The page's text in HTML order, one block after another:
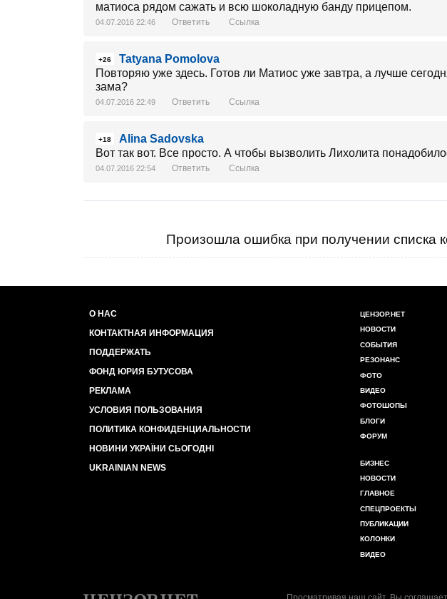
матиоса рядом сажать и всю шоколадную банду прицепом.
04.07.2016 22:46 Ответить Ссылка
+26
Tatyana Pomolova
Повторяю уже здесь. Готов ли Матиос уже завтра, а лучше
зама?
04.07.2016 22:49 Ответить Ссылка
+18
Alina Sadovska
Вот так вот. Все просто. А чтобы вызволить Лихолита
04.07.2016 22:54 Ответить Ссылка
Произошла ошибка при получении списка
О НАС
КОНТАКТНАЯ ИНФОРМАЦИЯ
ПОДДЕРЖАТЬ
ФОНД ЮРИЯ БУТУСОВА
РЕКЛАМА
УСЛОВИЯ ПОЛЬЗОВАНИЯ
ПОЛИТИКА КОНФИДЕНЦИАЛЬНОСТИ
НОВИНИ УКРАЇНИ СЬОГОДНІ
UKRAINIAN NEWS
ЦЕНЗОР.НЕТ
НОВОСТИ
СОБЫТИЯ
РЕЗОНАНС
ФОТО
ВИДЕО
ФОТОШОПЫ
БЛОГИ
ФОРУМ
БИЗНЕС
НОВОСТИ
ГЛАВНОЕ
СПЕЦПРОЕКТЫ
ПУБЛИКАЦИИ
КОЛОНКИ
ВИДЕО